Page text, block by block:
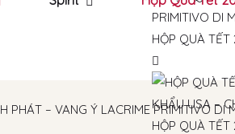
PHÁT – VANG Ý LACRIME PRIMITIVO DI
HỘP QUÀ TẾT
HỘP QUÀ TẾT